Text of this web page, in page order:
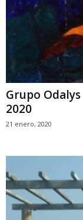
Grupo
2020
21 enero, 2020